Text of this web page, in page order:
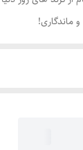
ماندگاری!